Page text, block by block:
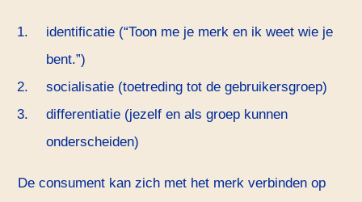
identificatie (“Toon me je merk en ik weet wie je
bent.”)
socialisatie (toetreding tot de gebruikersgroep)
differentiatie (jezelf en als groep kunnen
onderscheiden)
De consument kan zich met het merk verbinden op